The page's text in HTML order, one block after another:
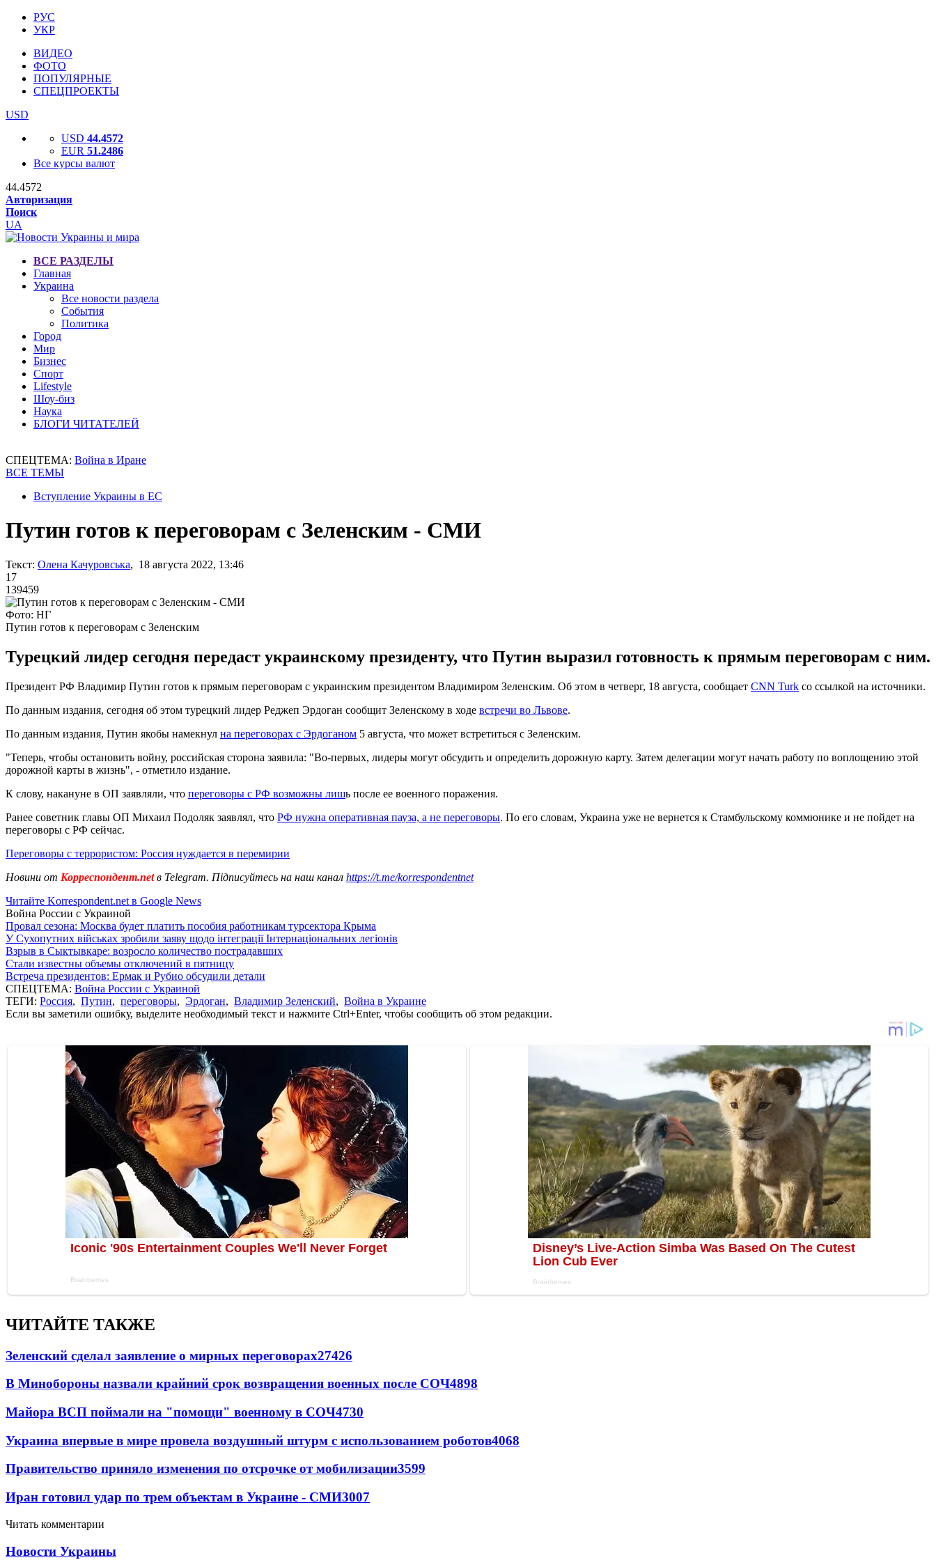
РУС
УКР
ВИДЕО
ФОТО
ПОПУЛЯРНЫЕ
СПЕЦПРОЕКТЫ
USD
USD 44.4572
EUR 51.2486
Все курсы валют
44.4572
Авторизация
Поиск
UA
ВСЕ РАЗДЕЛЫ
Главная
Украина
Все новости раздела
События
Политика
Город
Мир
Бизнес
Спорт
Lifestyle
Шоу-биз
Наука
БЛОГИ ЧИТАТЕЛЕЙ
СПЕЦТЕМА: Война в Иране
ВСЕ ТЕМЫ
Вступление Украины в ЕС
Путин готов к переговорам с Зеленским - СМИ
Текст: Олена Качуровська, 18 августа 2022, 13:46
17
139459
Фото: НГ
Путин готов к переговорам с Зеленским
Турецкий лидер сегодня передаст украинскому президенту, что Путин выразил готовность к прямым переговорам с ним.
Президент РФ Владимир Путин готов к прямым переговорам с украинским президентом Владимиром Зеленским. Об этом в четверг, 18 августа, сообщает CNN Turk со ссылкой на источники.
По данным издания, сегодня об этом турецкий лидер Реджеп Эрдоган сообщит Зеленскому в ходе встречи во Львове.
По данным издания, Путин якобы намекнул на переговорах с Эрдоганом 5 августа, что может встретиться с Зеленским.
"Теперь, чтобы остановить войну, российская сторона заявила: "Во-первых, лидеры могут обсудить и определить дорожную карту. Затем делегации могут начать работу по воплощению этой
дорожной карты в жизнь", - отметило издание.
К слову, накануне в ОП заявляли, что переговоры с РФ возможны лишь после ее военного поражения.
Ранее советник главы ОП Михаил Подоляк заявлял, что РФ нужна оперативная пауза, а не переговоры. По его словам, Украина уже не вернется к Стамбульскому коммюнике и не пойдет на
переговоры с РФ сейчас.
Переговоры с террористом: Россия нуждается в перемирии
Новини от Корреспондент.netв Telegram. Підписуйтесь на наш канал https://t.me/korrespondentnet
Читайте Korrespondent.net в Google News
Война России с Украиной
Провал сезона: Москва будет платить пособия работникам турсектора Крыма
У Сухопутних військах зробили заяву щодо інтеграції Інтернаціональних легіонів
Взрыв в Сыктывкаре: возросло количество пострадавших
Стали известны объемы отключений в пятницу
Встреча президентов: Ермак и Рубио обсудили детали
СПЕЦТЕМА: Война России с Украиной
ТЕГИ: Россия, Путин, переговоры, Эрдоган, Владимир Зеленский, Война в Украине
Если вы заметили ошибку, выделите необходимый текст и нажмите Ctrl+Enter, чтобы сообщить об этом редакции.
ЧИТАЙТЕ ТАКЖЕ
Зеленский сделал заявление о мирных переговорах27426
В Минобороны назвали крайний срок возвращения военных после СОЧ4898
Майора ВСП поймали на "помощи" военному в СОЧ4730
Украина впервые в мире провела воздушный штурм с использованием роботов4068
Правительство приняло изменения по отсрочке от мобилизации3599
Иран готовил удар по трем объектам в Украине - СМИ3007
Читать комментарии
Новости Украины